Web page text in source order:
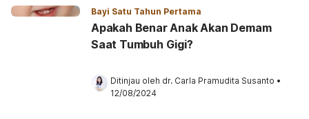
Bayi Satu Tahun Pertama
Apakah Benar Anak Akan Demam
Saat Tumbuh Gigi?
Ditinjau oleh dr. Carla Pramudita Susanto •
12/08/2024